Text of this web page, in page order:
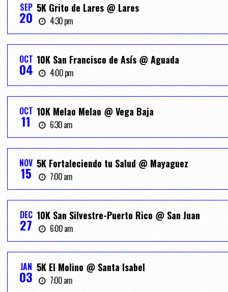
SEP
20
5K Grito de Lares @ Lares
4:30 pm
OCT
04
10K San Francisco de Asís @ Aguada
4:00 pm
OCT
11
10K Melao Melao @ Vega Baja
6:30 am
NOV
15
5K Fortaleciendo tu Salud @ Mayaguez
7:00 am
DEC
27
10K San Silvestre-Puerto Rico @ San Juan
6:00 am
JAN
03
5K El Molino @ Santa Isabel
7:00 am